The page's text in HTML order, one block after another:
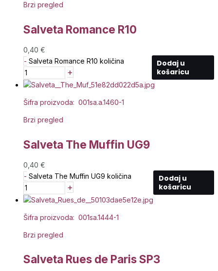
Brzi pregled
Salveta Romance R10
0,40 €
- Salveta Romance R10 količina
+
Dodaj u
košaricu
Šifra proizvoda: 001sa.a.1460-1
Brzi pregled
Salveta The Muffin UG9
0,40 €
- Salveta The Muffin UG9 količina
+
Dodaj u
košaricu
Šifra proizvoda: 001sa.1444-1
Brzi pregled
Salveta Rues de Paris SP3